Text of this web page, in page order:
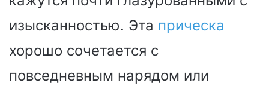
изысканностью. Эта прическа
хорошо сочетается с
повседневным нарядом или